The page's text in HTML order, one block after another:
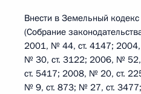
Внести в Земельный
(Собрание
2001, № 44, ст. 4147;
№ 30, ст. 3122; 2006, №
ст. 5417; 2008, № 20, ст.
№ 9, ст. 873; № 27, ст.